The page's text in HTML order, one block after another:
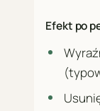
Efekt po